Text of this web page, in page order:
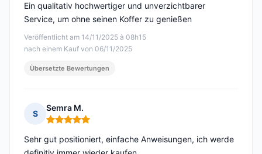
Veröffentlicht am 14/11/2025 à 08h15
nach einem Kauf von 06/11/2025
Ein qualitativ hochwertiger und unverzichtbarer
Service, um ohne seinen Koffer zu genießen
Übersetzte Bewertungen
S
Semra M.
Hinweis: 5 von 5
Sehr gut positioniert, einfache Anweisungen, ich werde